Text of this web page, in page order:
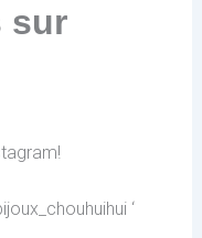
sur
‘